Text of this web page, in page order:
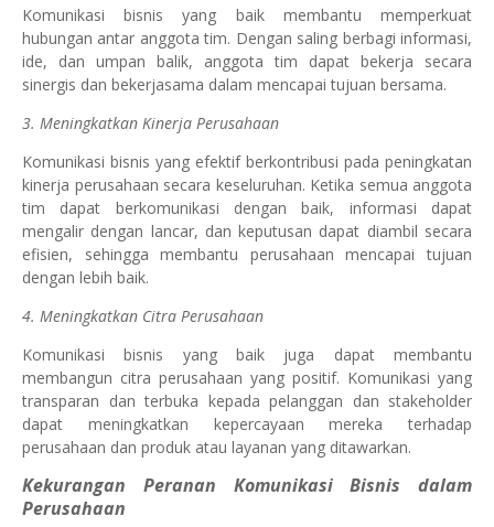
Komunikasi bisnis yang baik membantu memperkuat
hubungan antar anggota tim. Dengan saling berbagi informasi,
ide, dan umpan balik, anggota tim dapat bekerja secara
sinergis dan bekerjasama dalam mencapai tujuan bersama.
3. Meningkatkan Kinerja Perusahaan
Komunikasi bisnis yang efektif berkontribusi pada peningkatan
kinerja perusahaan secara keseluruhan. Ketika semua anggota
tim dapat berkomunikasi dengan baik, informasi dapat
mengalir dengan lancar, dan keputusan dapat diambil secara
efisien, sehingga membantu perusahaan mencapai tujuan
dengan lebih baik.
4. Meningkatkan Citra Perusahaan
Komunikasi bisnis yang baik juga dapat membantu
membangun citra perusahaan yang positif. Komunikasi yang
transparan dan terbuka kepada pelanggan dan stakeholder
dapat meningkatkan kepercayaan mereka terhadap
perusahaan dan produk atau layanan yang ditawarkan.
Kekurangan Peranan Komunikasi Bisnis dalam
Perusahaan